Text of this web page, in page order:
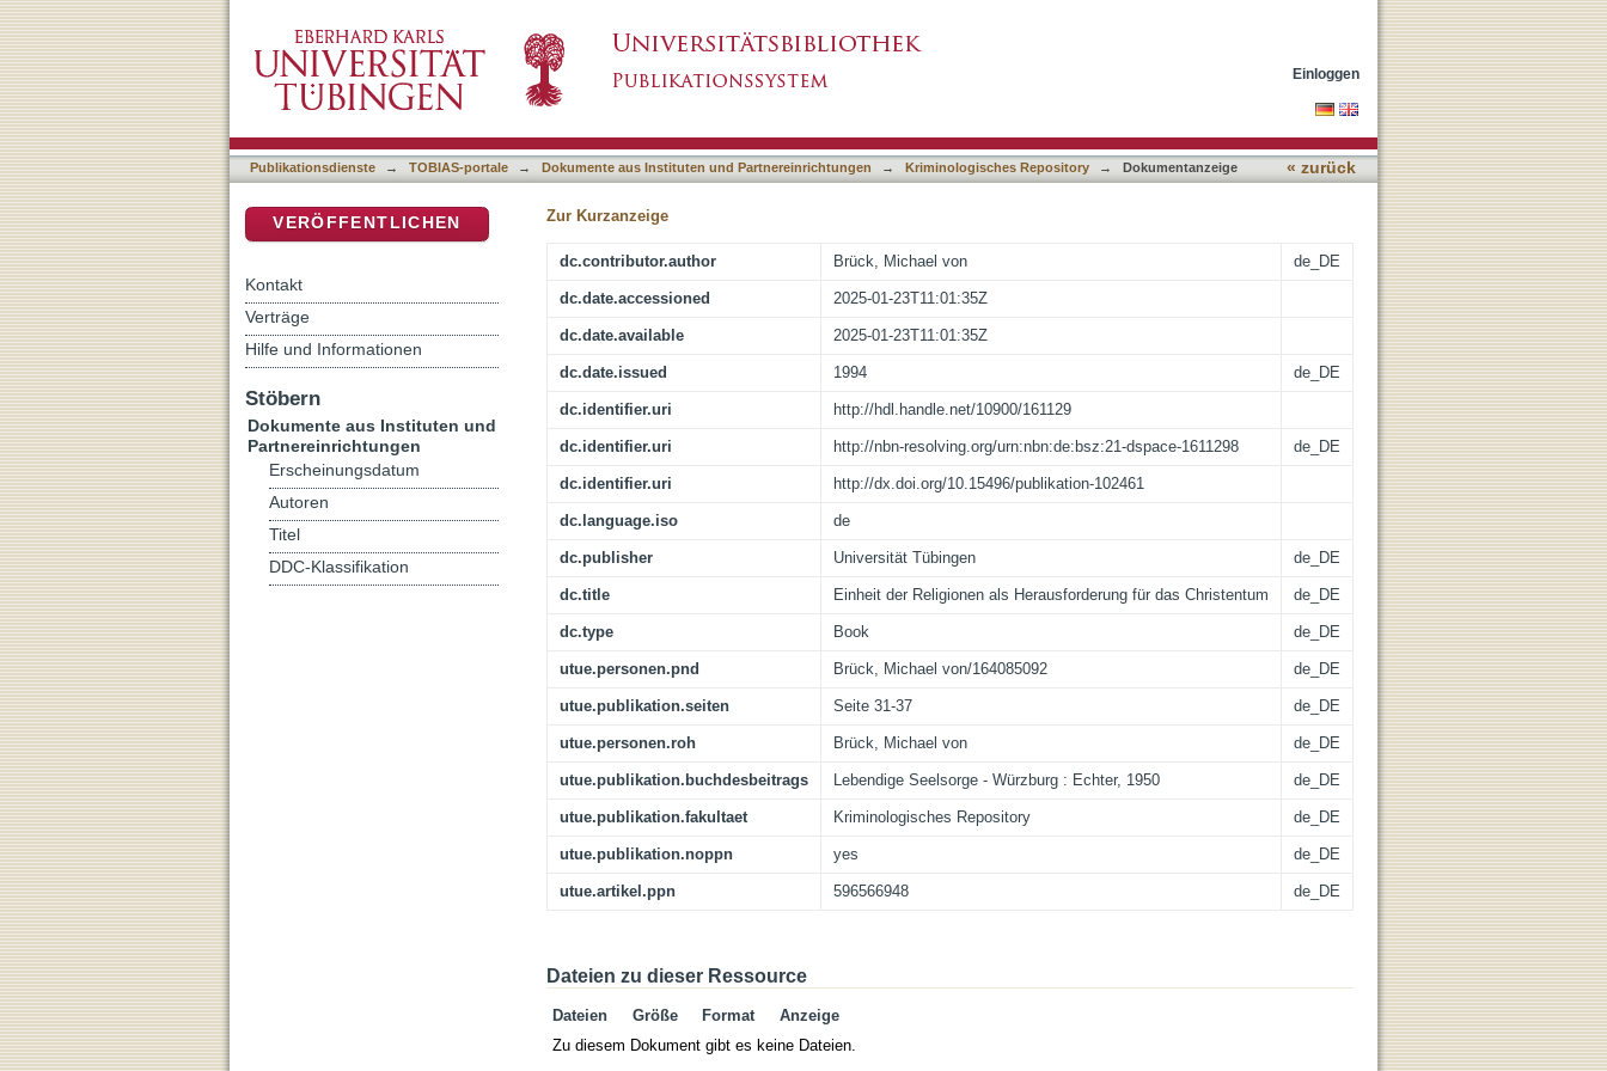
Einloggen
Publikationsdienste → TOBIAS-portale → Dokumente aus Instituten und Partnereinrichtungen → Kriminologisches Repository → Dokumentanzeige « zurück
Zur Kurzanzeige
dc.contributor.author Brück, Michael von de_DE
dc.date.accessioned 2025-01-23T11:01:35Z
dc.date.available 2025-01-23T11:01:35Z
dc.date.issued 1994 de_DE
dc.identifier.uri http://hdl.handle.net/10900/161129
dc.identifier.uri http://nbn-resolving.org/urn:nbn:de:bsz:21-dspace-1611298 de_DE
dc.identifier.uri http://dx.doi.org/10.15496/publikation-102461
dc.language.iso de
dc.publisher Universität Tübingen de_DE
dc.title Einheit der Religionen als Herausforderung für das Christentum de_DE
dc.type Book de_DE
utue.personen.pnd Brück, Michael von/164085092 de_DE
utue.publikation.seiten Seite 31-37 de_DE
utue.personen.roh Brück, Michael von de_DE
utue.publikation.buchdesbeitrags Lebendige Seelsorge - Würzburg : Echter, 1950 de_DE
utue.publikation.fakultaet Kriminologisches Repository de_DE
utue.publikation.noppn yes de_DE
utue.artikel.ppn 596566948 de_DE
Dateien zu dieser Ressource
Dateien Größe Format
Anzeige
Zu diesem Dokument gibt es keine Dateien.
VERÖFFENTLICHEN
Kontakt
Verträge
Hilfe und Informationen
Stöbern
Dokumente aus Instituten und
Partnereinrichtungen
Erscheinungsdatum
Autoren
Titel
DDC-Klassifikation